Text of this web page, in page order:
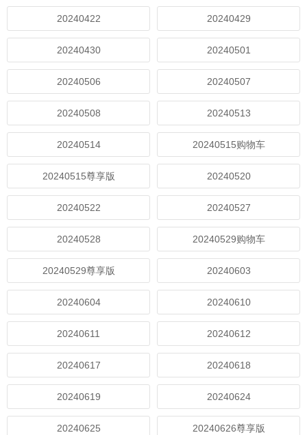
20240422 20240429
20240430 20240501
20240506 20240507
20240508 20240513
20240514 20240515购物车
20240515尊享版 20240520
20240522 20240527
20240528 20240529购物车
20240529尊享版 20240603
20240604 20240610
20240611 20240612
20240617 20240618
20240619 20240624
20240625 20240626尊享版